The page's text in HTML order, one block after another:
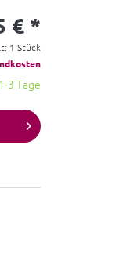
€ *
1 Stück
3 Tage